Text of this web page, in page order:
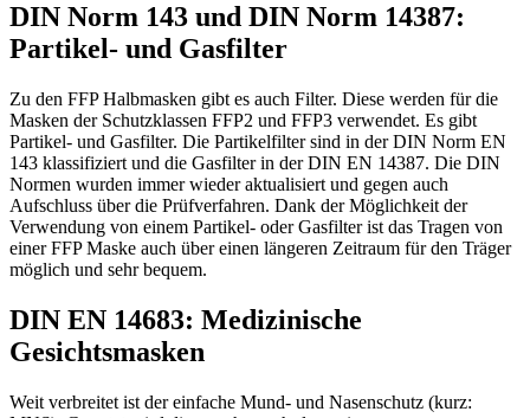
DIN Norm 143 und DIN Norm 14387:
Partikel- und Gasfilter
Zu den FFP Halbmasken gibt es auch Filter. Diese werden für die
Masken der Schutzklassen FFP2 und FFP3 verwendet. Es gibt
Partikel- und Gasfilter. Die Partikelfilter sind in der DIN Norm EN
143 klassifiziert und die Gasfilter in der DIN EN 14387. Die DIN
Normen wurden immer wieder aktualisiert und gegen auch
Aufschluss über die Prüfverfahren. Dank der Möglichkeit der
Verwendung von einem Partikel- oder Gasfilter ist das Tragen von
einer FFP Maske auch über einen längeren Zeitraum für den Träger
möglich und sehr bequem.
DIN EN 14683: Medizinische
Gesichtsmasken
Weit verbreitet ist der einfache Mund- und Nasenschutz (kurz: